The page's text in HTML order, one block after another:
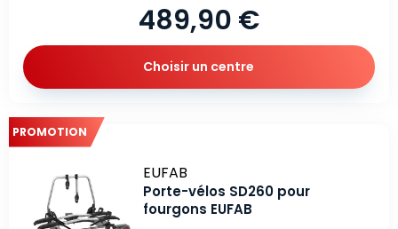
489,90 €
Choisir un centre
PROMOTION
Marque
EUFAB
Porte-vélos SD260 pour
fourgons EUFAB